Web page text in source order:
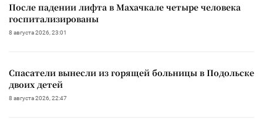
После падении лифта в Махачкале четыре человека
госпитализированы
8 августа 2026, 23:01
Спасатели вынесли из горящей больницы в Подольске
двоих детей
8 августа 2026, 22:47